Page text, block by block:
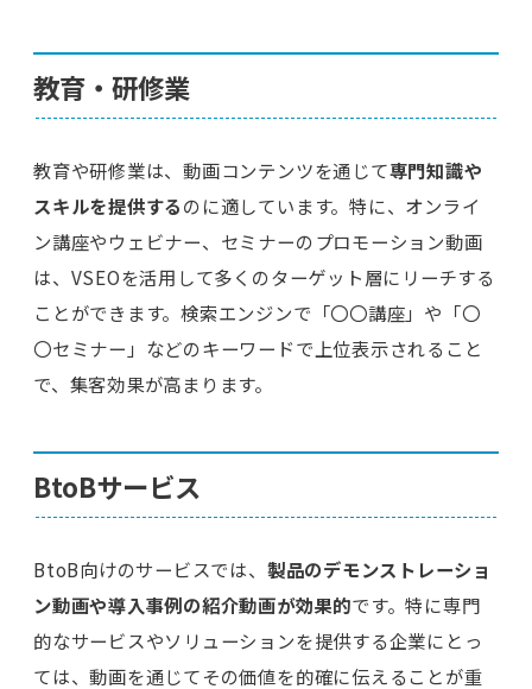
教育・研修業
教育や研修業は、動画コンテンツを通じて専門知識や
スキルを提供するのに適しています。特に、オンライ
ン講座やウェビナー、セミナーのプロモーション動画
は、VSEOを活用して多くのターゲット層にリーチする
ことができます。検索エンジンで「〇〇講座」や「〇
〇セミナー」などのキーワードで上位表示されること
で、集客効果が高まります。
BtoBサービス
BtoB向けのサービスでは、 製品のデモンストレーショ
ン動画や導入事例の紹介動画が効果的です。特に専門
的なサービスやソリューションを提供する企業にとっ
ては、動画を通じてその価値を的確に伝えることが重